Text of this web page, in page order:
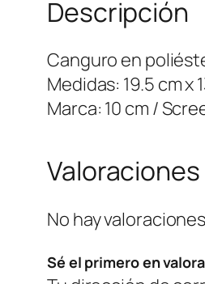
Descripción
Canguro en
Medidas: 19.5 cm x
Marca: 10 cm /
Valoraciones
No hay
Sé el primero en